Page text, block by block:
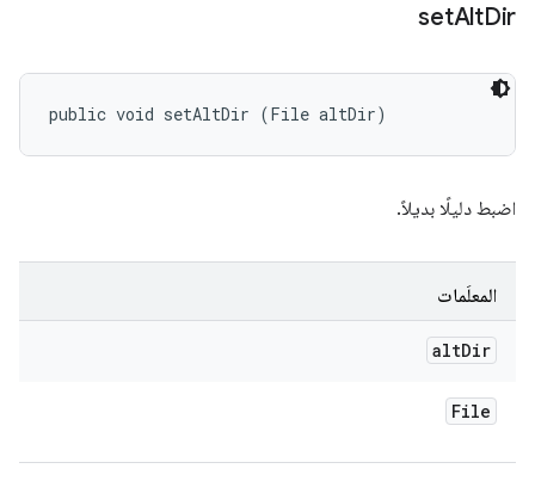
setAltDir
public void setAltDir (File altDir)
اضبط دليلًا بديلاً.
المعلَمات
altDir
File